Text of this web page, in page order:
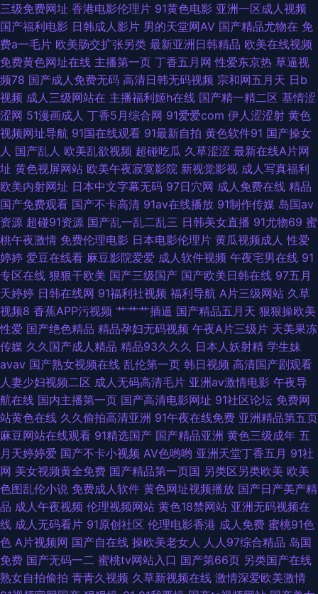
碰人妻自慰 国产区51海角 欧美不卡交配视频 无码专区天天干 欧美另类拳交
91搭讪美女 抖阴在线免费观看 伦理片儿 天堂资源网站 97超碰青青 国产三级
网址 欧美变态在线 午夜欧美性爱 91在线影音 丁香五月影院 另类图日韩 熟女
视频91 91发布页 成人无码影院 美女网站在线观看 午夜肏屄视频 97在线视
国产豆花网站 蜜臀91在线观看 丝袜足交资源 91抖音aaa 超碰日日干 麻豆首
页官网 午夜男人站 97视频福利 国产w色麻豆 美女精品 深夜福利天堂 91干逼
电影 超碰日人妻 精东传媒肏屄 青娱视频91 一本道资源站 操逼片不卡 伊人黄
版 欧美AA大片
三级免费网址 香港电影伦理片 91黄色电影 亚洲一区成人视频
国产福利电影 日韩成人影片 男的天堂网AV 国产精品尤物在 免
费a一毛片 欧美肠交扩张另类 最新亚洲日韩精品 欧美在线视频
免费黄色网址在线 主播第一页 丁香五月网 性爱东京热 草逼视
频78 国产成人免费无码 高清日韩无码视频 宗和网五月天 日b
视频 成人三级网站在 主播福利姬h在线 国产精一精二区 基情涩
涩网 51漫画成人 丁香5月综合网 91爱爱com 伊人涩涩射 黄色
视频网址导航 91国在线观看 91最新自拍 黄色软件91 国产操女
人 国产乱人 欧美乱欲视频 超碰吃瓜 久草涩涩 最新在线A片网
址 黄色视屏网站 欧美午夜寂寞影院 新视觉影视 成人写真福利
欧美内射网址 日本中文字幕无码 97日穴网 成人免费在线 精品
国产免费观看 国产不卡高清 91av在线播放 91制作传媒 岛国av
资源 超碰91资源 国产乱一乱二乱三 日韩美女直播 91尤物69 蜜
桃午夜激情 免费伦理电影 日本电影伦理片 黄瓜视频成人 性爱
婷婷 爱豆在线看 麻豆影院爱爱 成人软件视频 午夜宅男在线 91
专区在线 狠狠干欧美 国产三级国产 国产欧美日韩在线 97五月
天婷婷 日韩在线网 91福利社视频 福利导航 A片三级网站 久草
视频8 香蕉APP污视频 艹艹艹插逼 国产精品五月天 狠狠操欧美
性爱 国产绝色精品 精品孕妇无码视频 午夜A片三级片 天美果冻
传媒 久久国产成人精品 精品93久久久 日本人妖射精 学生妹
avav 国产熟女视频在线 乱伦第一页 韩日视频 高清国产剧观看
人妻少妇视频二区 成人无码高清毛片 亚洲av激情电影 午夜导
航在线 国内主播第一页 国产高清电影网址 91社区论坛 免费网
站黄色在线 久久偷拍高清亚洲 91午夜在线免费 亚洲精品第五页
麻豆网站在线观看 91精选国产 国产精品亚洲 黄色三级成年 五
月天婷婷爱 国产不卡小视频 AV色哟哟 亚洲天堂丁香五月 91社
网 美女视频黄全免费 国产精品第一页国 另类区另类欧美 欧美
色图乱伦小说 免费成人软件 黄色网址视频播放 国产日产美产精
品 成人午夜视频 伦理视频网站 黄色18禁网站 亚洲无码视频在
线 成人无码看片 91原创社区 伦理电影香港 成人免费 蜜桃91色
色 A片视频网 国产自在线 操欧美老女人 人人97综合精品 岛国
免费 国产无码一二 蜜桃tv网站入口 国产第66页 另类国产在线
熟女自拍偷拍 青青久视频 久草新视频在线 激情深爱欧美激情